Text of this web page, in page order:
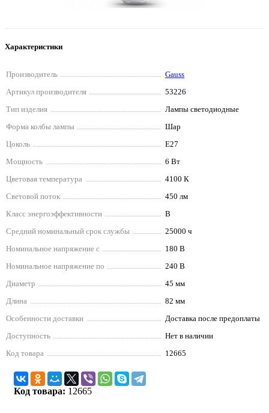
Характеристики
Производитель
Gauss
Артикул производителя
53226
Тип изделия
Лампы светодиодные
Форма колбы лампы
Шар
Цоколь
E27
Мощность
6 Вт
Цветовая температура
4100 К
Световой поток
450 лм
Класс энергоэффективности
B
Средний номинальный срок службы
25000 ч
Номинальное напряжение с
180 В
Номинальное напряжение по
240 В
Диаметр
45 мм
Длина
82 мм
Особенности доставки
Доставка после предоплаты
Доступность
Нет в наличии
Код товара
12665
Код товара: 12665